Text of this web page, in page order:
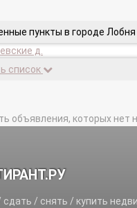
пункты в городе
д.
список
объявления, которых нет
/ снять / купить